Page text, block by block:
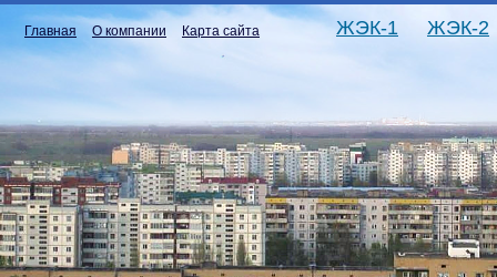
Главная О компании Карта сайта ЖЭК-1 ЖЭК-2